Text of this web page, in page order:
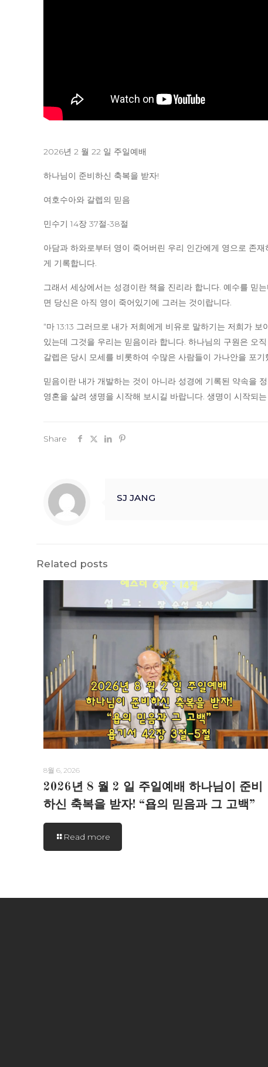
2026년 2 월 22 일 주일예배
하나님이 준비하신 축복을 받자!
여호수아와 갈렙의 믿음
민수기 14장 37절-38절
아담과 하와로부터 영이 죽어버린 우리 인간에게 영으로 존
게 기록합니다.
그래서 세상에서는 성경이란 책을 진리라 합니다. 예수를 믿
면 당신은 아직 영이 죽어있기에 그러는 것이랍니다.
“마 13:13 그러므로 내가 저희에게 비유로 말하기는 저희가
있는데 그것을 우리는 믿음이라 합니다. 하나님의 구원은 오
갈렙은 당시 모세를 비롯하여 수많은 사람들이 가나안을 포
믿음이란 내가 개발하는 것이 아니라 성경에 기록된 약속을
영혼을 살려 생명을 시작해 보시길 바랍니다. 생명이 시작되
Share
SJ JANG
Related posts
8월 6, 2026
2026년 8 월 2 일 주일예배 하나님이 준비
하신 축복을 받자! “욥의 믿음과 그 고백”
Read more